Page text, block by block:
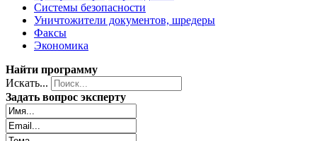
Системы безопасности
Уничтожители документов, шредеры
Факсы
Экономика
Найти программу
Искать...
Задать вопрос эксперту